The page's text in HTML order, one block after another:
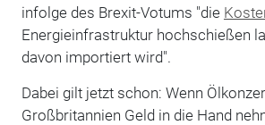
infolge des Brexit-Votums "die
Energieinfrastruktur hochschießen
davon importiert wird".
Dabei gilt jetzt schon: Wenn
Großbritannien Geld in die Hand